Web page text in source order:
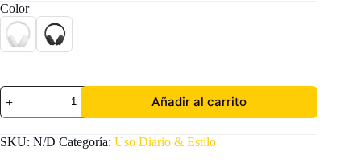
Color
Audífono
JBL
Tune
Audífonos
Añadir al carrito
SKU: N/D Categoría: Uso Diario & Estilo